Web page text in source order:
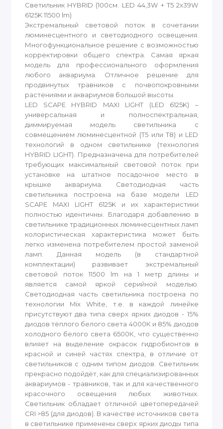
Светильник HYBRID (100см. LED 44,3W + T5 2x39W
6125K 11500 lm)
Экстремальный световой поток в сочетании
люминесцентного и светодиодного освещения.
Многофункциональное решение с возможностью
корректировки общего спектра. Самая яркая
модель для профессионального оформления
любого аквариума. Отличное решение для
продвинутых травников с почвопокровными
растениями и аквариумов большой высоты.
LED SCAPE HYBRID MAXI LIGHT (LED 6125K) –
универсальная и полноспектральная,
диммируемая модель светильника с
совмещением люминесцентной (Т5 или Т8) и LED
технологий в одном светильнике (технология
HYBRID LIGHT). Предназначена для потребителей
требующих максимальный световой поток при
установке на штатное посадочное место в
крышке аквариума. Светодиодная часть
светильника построена на базе модели LED
SCAPE MAXI LIGHT 6125K и их характеристики
полностью идентичны. Благодаря добавлению в
светильнике традиционных люминесцентных ламп
колористическая характеристика может быть
легко изменена потребителем простой заменой
ламп. Данная модель (в стандартной
комплектации) развивает экстремальный
световой поток 11500 lm на 1 метр длины и
является самой яркой серийной моделью.
Светодиодная часть светильника построена по
технологии Mix White, т.е. в каждой линейке
присутствуют два типа сверх ярких диодов - 15%
диодов тёплого белого света 4000К и 85% диодов
холодного белого света 6500К, что существенно
влияет на выделение окрасок гидробионтов в
красной и синей частях спектра, в отличие от
светильников с одним типом диодов. Светильник
прекрасно подойдёт, как для специализированных
аквариумов - травников, так и для качественного
красочного освещения любых животных.
Светильник обладает отличной цветопередачей
CRI >85 (для диодов). В качестве источников света
в светильнике применены сверх ярких диоды типа